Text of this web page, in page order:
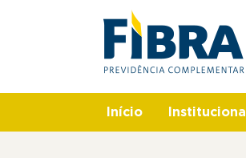
Search
Início Institucional